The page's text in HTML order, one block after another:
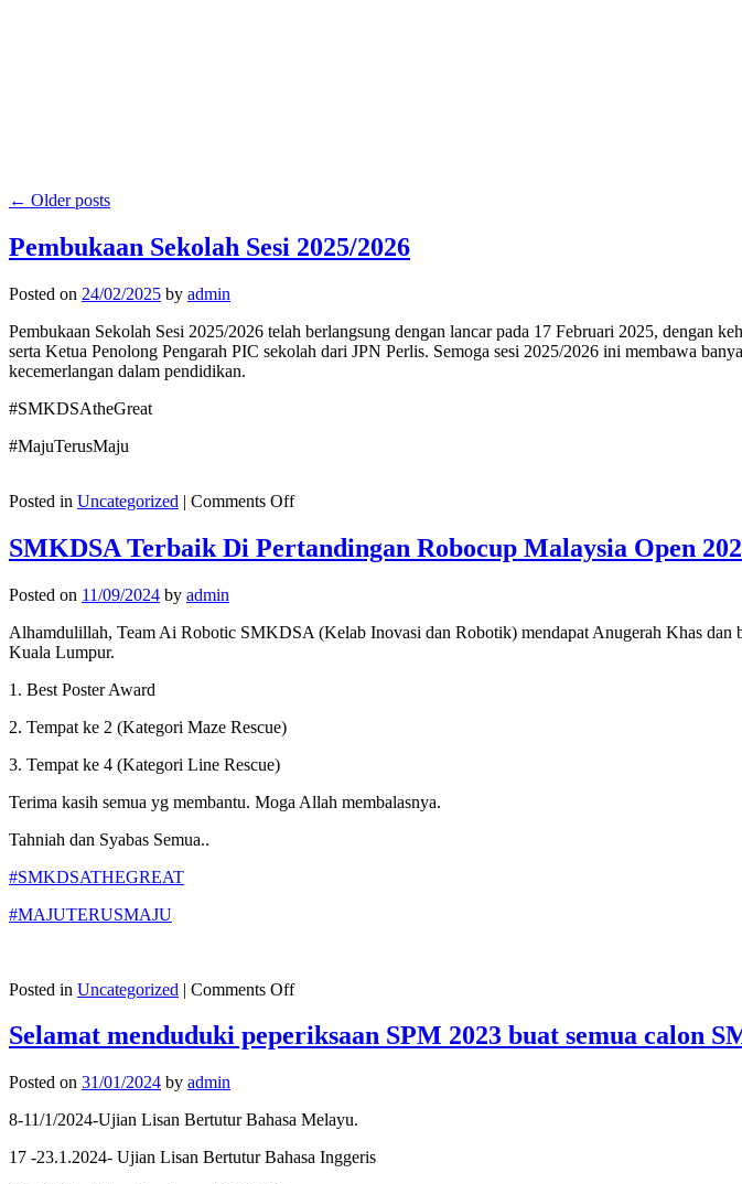
← Older posts
Pembukaan Sekolah Sesi 2025/2026
Posted on 24/02/2025 by admin
Pembukaan Sekolah Sesi 2025/2026 telah berlangsung dengan lancar pada 17 Februari 2025, dengan
serta Ketua Penolong Pengarah PIC sekolah dari JPN Perlis. Semoga sesi 2025/2026 ini membawa
kecemerlangan dalam pendidikan.
#SMKDSAtheGreat
#MajuTerusMaju
Posted in Uncategorized | Comments Offon
Sekolah
Sesi
SMKDSA Terbaik Di Pertandingan Robocup Malaysia Open
Posted on 11/09/2024 by admin
Alhamdulillah, Team Ai Robotic SMKDSA (Kelab Inovasi dan Robotik) mendapat Anugerah Khas dan
Kuala Lumpur.
1. Best Poster Award
2. Tempat ke 2 (Kategori Maze Rescue)
3. Tempat ke 4 (Kategori Line Rescue)
Terima kasih semua yg membantu. Moga Allah membalasnya.
Tahniah dan Syabas Semua..
#SMKDSATHEGREAT
#MAJUTERUSMAJU
Posted in Uncategorized | Comments Offon
Terbaik
Di
Open
2024
Peringkat
Selamat menduduki peperiksaan SPM 2023 buat semua calon
Posted on 31/01/2024 by admin
8-11/1/2024-Ujian Lisan Bertutur Bahasa Melayu.
17 -23.1.2024- Ujian Lisan Bertutur Bahasa Inggeris